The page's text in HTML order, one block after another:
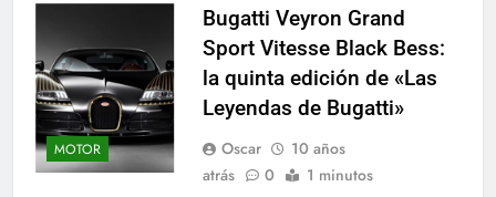
MOTOR
Bugatti Veyron Grand
Sport Vitesse Black Bess:
la quinta edición de «Las
Leyendas de Bugatti»
Oscar
10 años
atrás
0 1 minutos